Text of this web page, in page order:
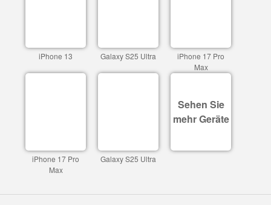
iPhone 13 Galaxy S25 Ultra
iPhone 17 Pro
Max
iPhone 17 Pro
Max
Galaxy S25 Ultra
Sehen Sie
mehr Geräte